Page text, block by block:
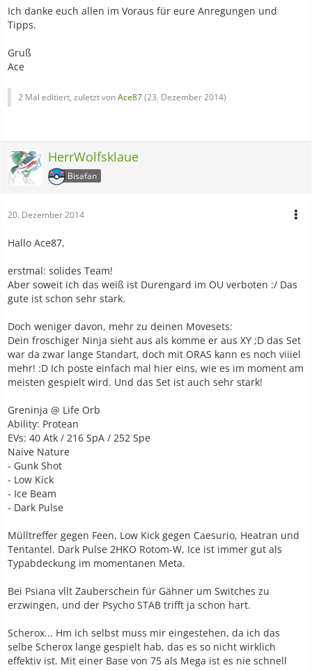
Ich danke euch allen im Voraus für eure Anregungen und
Tipps.
Gruß
Ace
2 Mal editiert, zuletzt vonAce87(23. Dezember 2014)
HerrWolfsklaue
Bisafan
20. Dezember 2014
Hallo Ace87,
erstmal: solides Team!
Aber soweit ich das weiß ist Durengard im OU verboten :/ Das
gute ist schon sehr stark.
Doch weniger davon, mehr zu deinen Movesets:
Dein froschiger Ninja sieht aus als komme er aus XY ;D das Set
war da zwar lange Standart, doch mit ORAS kann es noch viiiel
mehr! :D Ich poste einfach mal hier eins, wie es im moment am
meisten gespielt wird. Und das Set ist auch sehr stark!
Greninja @ Life Orb
Ability: Protean
EVs: 40 Atk / 216 SpA / 252 Spe
Naive Nature
- Gunk Shot
- Low Kick
- Ice Beam
- Dark Pulse
Mülltreffer gegen Feen, Low Kick gegen Caesurio, Heatran und
Tentantel. Dark Pulse 2HKO Rotom-W, Ice ist immer gut als
Typabdeckung im momentanen Meta.
Bei Psiana vllt Zauberschein für Gähner um Switches zu
erzwingen, und der Psycho STAB trifft ja schon hart.
Scherox... Hm ich selbst muss mir eingestehen, da ich das
selbe Scherox lange gespielt hab, das es so nicht wirklich
effektiv ist. Mit einer Base von 75 als Mega ist es nie schnell